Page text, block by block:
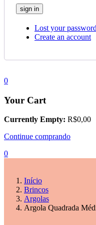
Lost your
Create an account
0
Your Cart
Currently Empty: R$0,00
Continue comprando
0
Início
Brincos
Argolas
Argola Quadrada